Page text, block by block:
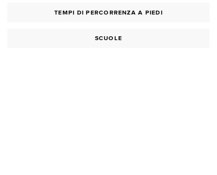
TEMPI DI PERCORRENZA A PIEDI
SCUOLE